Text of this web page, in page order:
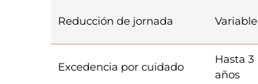
Reducción de jornada Variable
Excedencia por cuidado
Hasta 3
años